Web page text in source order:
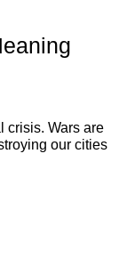
crisis. Wars are
our cities